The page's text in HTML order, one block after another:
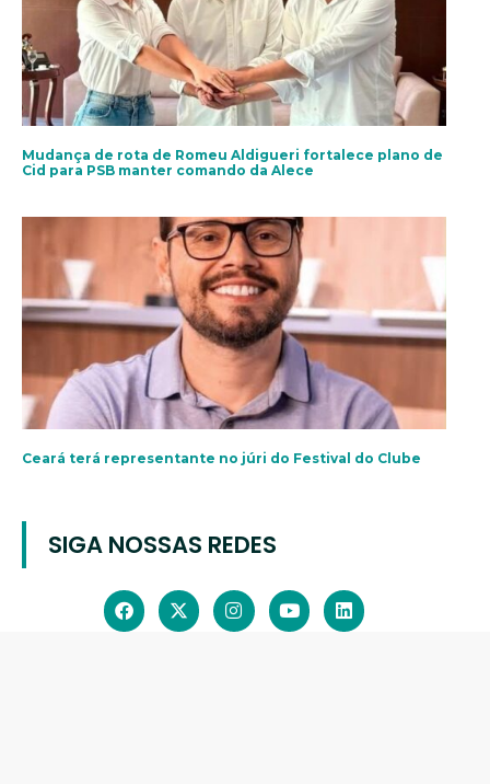
Mudança de rota de Romeu Aldigueri fortalece plano de
Cid para PSB manter comando da Alece
Ceará terá representante no júri do Festival do Clube
SIGA NOSSAS REDES